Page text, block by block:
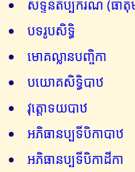
សទ្ទនីតិប្បករណំ (ធាតុ
បទរូបសិទ្ធិ
មោគល្លានបញ្ចិកា
បយោគសិទ្ធិបាឋ
វុត្តោទយបាឋ
អភិធានប្បទីបិកាបាឋ
អភិធានប្បទីបិកាដីកា